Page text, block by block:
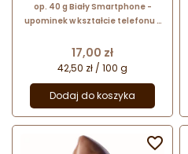
op. 40 g Biały Smartphone -
upominek w kształcie telefonu z
Cena
17,00 zł
42,50 zł / 100 g
Dodaj do koszyka
